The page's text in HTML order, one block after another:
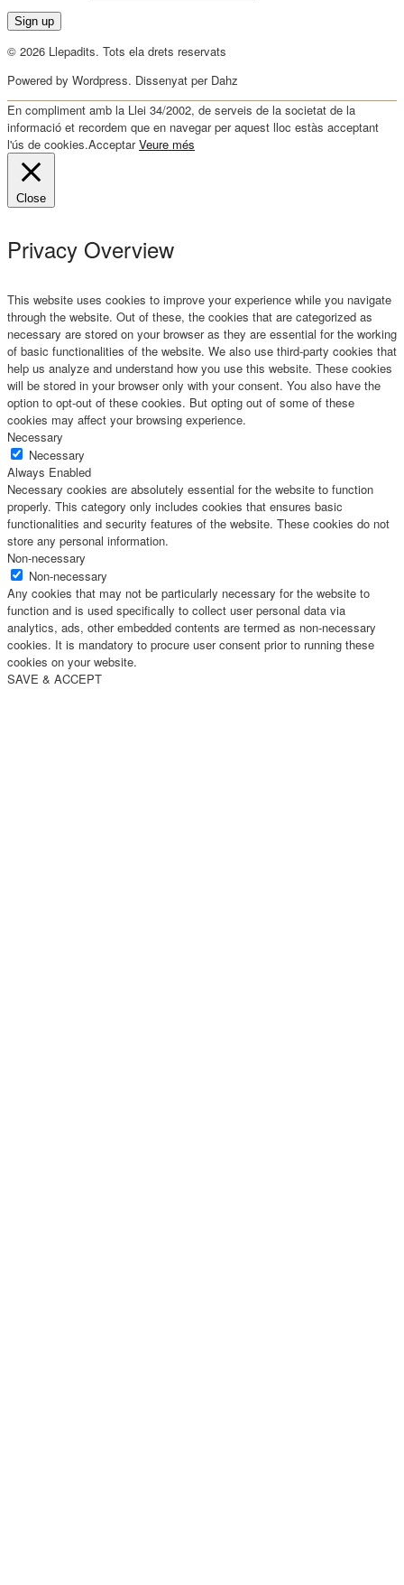
© 2026 Llepadits. Tots ela drets reservats
Powered by Wordpress. Dissenyat per Dahz
En compliment amb la Llei 34/2002, de serveis de la societat de la
informació et recordem que en navegar per aquest lloc estàs acceptant
l'ús de cookies.Acceptar Veure més
Close
Privacy Overview
This website uses cookies to improve your experience while you navigate
through the website. Out of these, the cookies that are categorized as
necessary are stored on your browser as they are essential for the working
of basic functionalities of the website. We also use third-party cookies that
help us analyze and understand how you use this website. These cookies
will be stored in your browser only with your consent. You also have the
option to opt-out of these cookies. But opting out of some of these
cookies may affect your browsing experience.
Necessary
Necessary
Always Enabled
Necessary cookies are absolutely essential for the website to function
properly. This category only includes cookies that ensures basic
functionalities and security features of the website. These cookies do not
store any personal information.
Non-necessary
Non-necessary
Any cookies that may not be particularly necessary for the website to
function and is used specifically to collect user personal data via
analytics, ads, other embedded contents are termed as non-necessary
cookies. It is mandatory to procure user consent prior to running these
cookies on your website.
SAVE & ACCEPT